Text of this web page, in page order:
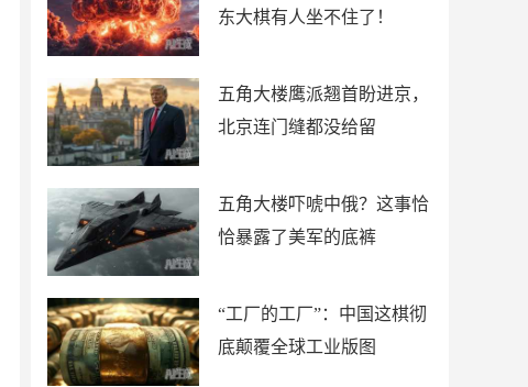
东大棋有人坐不住了！
五角大楼鹰派翘首盼进京，
北京连门缝都没给留
五角大楼吓唬中俄？这事恰
恰暴露了美军的底裤
“工厂的工厂”：中国这棋彻
底颠覆全球工业版图